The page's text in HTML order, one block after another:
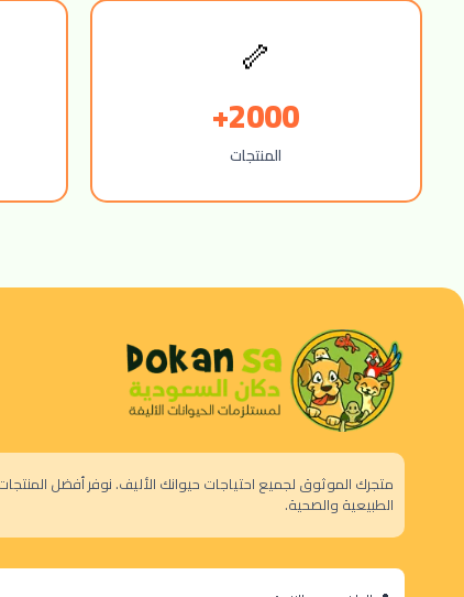
🦴
2000+
المنتجات
متجرك الموثوق لجميع احتياجات حيوانك الأليف. نوفر أفضل
الطبيعية والصحية.